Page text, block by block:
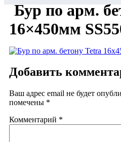
Бур по арм.
16×450мм
Добавить
Ваш адрес email не будет
помечены *
Комментарий *